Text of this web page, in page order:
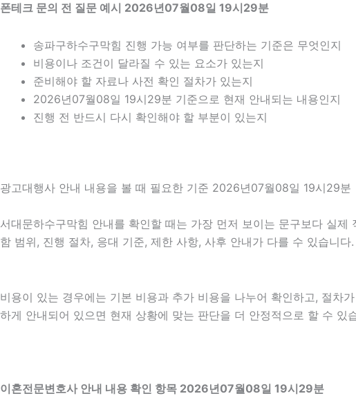
폰테크 문의 전 질문 예시 2026년07월08일 19시29분
송파구하수구막힘 진행 가능 여부를 판단하는 기준은 무엇인지
비용이나 조건이 달라질 수 있는 요소가 있는지
준비해야 할 자료나 사전 확인 절차가 있는지
2026년07월08일 19시29분 기준으로 현재 안내되는 내용인지
진행 전 반드시 다시 확인해야 할 부분이 있는지
광고대행사 안내 내용을 볼 때 필요한 기준 2026년07월08일 19시29분
서대문하수구막힘 안내를 확인할 때는 가장 먼저 보이는 문구보다 실
함 범위, 진행 절차, 응대 기준, 제한 사항, 사후 안내가 다를 수 있습니
비용이 있는 경우에는 기본 비용과 추가 비용을 나누어 확인하고, 절차
하게 안내되어 있으면 현재 상황에 맞는 판단을 더 안정적으로 할 수
이혼전문변호사 안내 내용 확인 항목 2026년07월08일 19시29분